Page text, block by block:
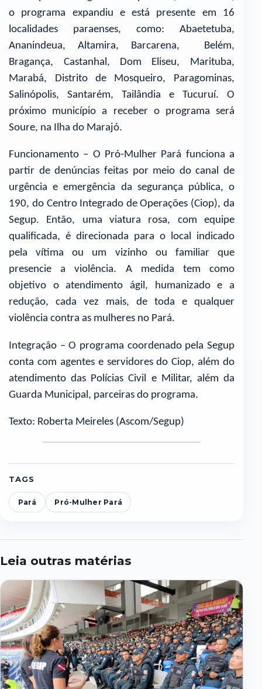
o programa expandiu e está presente em 16
localidades paraenses, como: Abaetetuba,
Ananindeua, Altamira, Barcarena, Belém,
Bragança, Castanhal, Dom Eliseu, Marituba,
Marabá, Distrito de Mosqueiro, Paragominas,
Salinópolis, Santarém, Tailândia e Tucuruí. O
próximo município a receber o programa será
Soure, na Ilha do Marajó.
Funcionamento – O Pró-Mulher Pará funciona a
partir de denúncias feitas por meio do canal de
urgência e emergência da segurança pública, o
190, do Centro Integrado de Operações (Ciop), da
Segup. Então, uma viatura rosa, com equipe
qualificada, é direcionada para o local indicado
pela vítima ou um vizinho ou familiar que
presencie a violência. A medida tem como
objetivo o atendimento ágil, humanizado e a
redução, cada vez mais, de toda e qualquer
violência contra as mulheres no Pará.
Integração – O programa coordenado pela Segup
conta com agentes e servidores do Ciop, além do
atendimento das Polícias Civil e Militar, além da
Guarda Municipal, parceiras do programa.
Texto: Roberta Meireles (Ascom/Segup)
TAGS
Pará Pró-Mulher Pará
Leia outras matérias